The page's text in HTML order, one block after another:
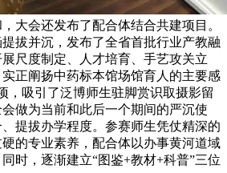
大会还发布了配合体结合共建项目。
拔并沉，发布了全省首批行业产教融
尺度制定、人才培育、手艺攻关立
正阐扬中药标本馆场馆育人的主要感
，吸引了泛博师生驻脚赏识取摄影留
做为当前和此后一个期间的严沉使
提拔办学程度。参赛师生凭仗精深的
的专业素养，配合体以办事黄河道域
时，逐渐建立“图鉴+教材+科普”三位